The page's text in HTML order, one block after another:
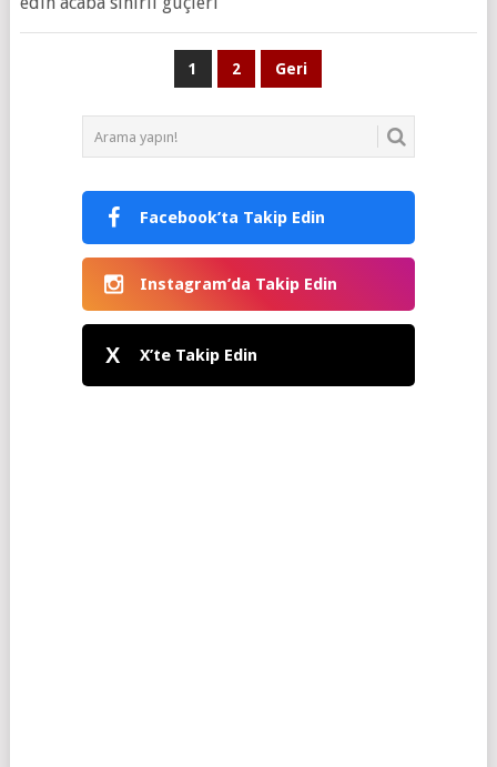
1 2 Geri
Facebook’ta Takip Edin
Instagram’da Takip Edin
X X’te Takip Edin